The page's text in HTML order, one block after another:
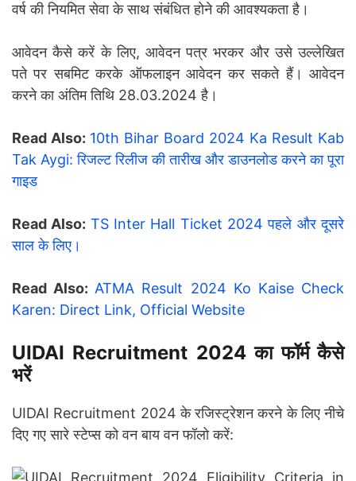
वर्ष की नियमित सेवा के साथ संबंधित होने की आवश्यकता है।
आवेदन कैसे करें के लिए, आवेदन पत्र भरकर और उसे उल्लेखित
पते पर सबमिट करके ऑफलाइन आवेदन कर सकते हैं। आवेदन
करने का अंतिम तिथि 28.03.2024 है।
Read Also: 10th Bihar Board 2024 Ka Result Kab
Tak Aygi: रिजल्ट रिलीज की तारीख और डाउनलोड करने का पूरा
गाइड
Read Also: TS Inter Hall Ticket 2024 पहले और दूसरे
साल के लिए।
Read Also: ATMA Result 2024 Ko Kaise Check
Karen: Direct Link, Official Website
UIDAI Recruitment 2024 का फॉर्म कैसे
भरें
UIDAI Recruitment 2024 के रजिस्ट्रेशन करने के लिए नीचे
दिए गए सारे स्टेप्स को वन बाय वन फॉलो करें: